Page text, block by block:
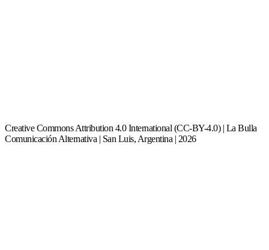
Creative Commons Attribution 4.0 International (CC-BY-4.0) | La Bulla
Comunicación Alternativa | San Luis, Argentina | 2026